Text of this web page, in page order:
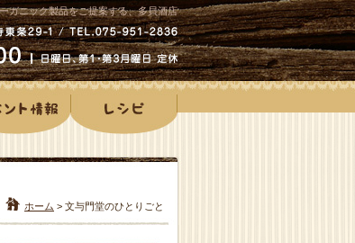
ガニック製品をご提案する、多貝酒店
ホーム > 文与門堂のひとりごと